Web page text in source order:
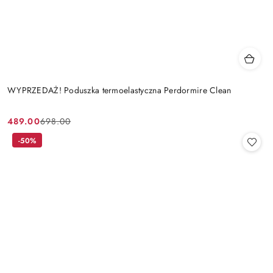
WYPRZEDAŻ! Poduszka termoelastyczna Perdormire Clean
Cena
promocyjna:
489.00
Cena
przed
698.00
-50%